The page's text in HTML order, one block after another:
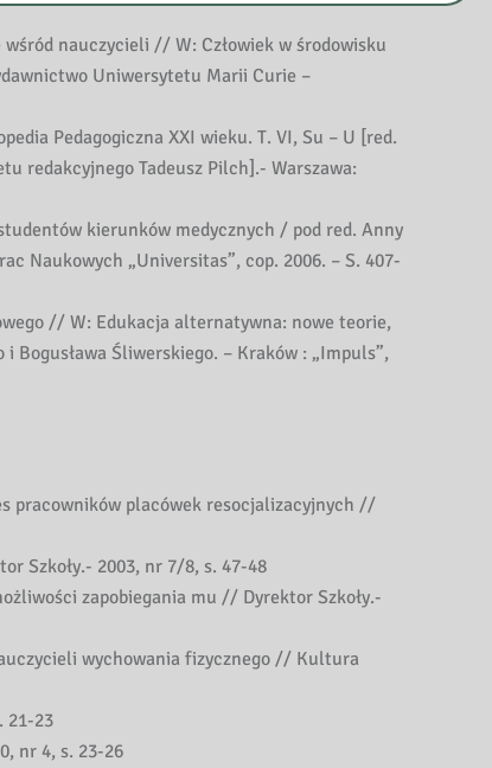
nauczycieli // W: Człowiek w środowisku
Uniwersytetu Marii Curie –
Pedagogiczna XXI wieku. T. VI, Su – U [red.
redakcyjnego Tadeusz Pilch].- Warszawa:
kierunków medycznych / pod red. Anny
Naukowych „Universitas”, cop. 2006. – S. 407-
// W: Edukacja alternatywna: nowe teorie,
Bogusława Śliwerskiego. – Kraków : „Impuls”,
pracowników placówek resocjalizacyjnych //
Szkoły.- 2003, nr 7/8, s. 47-48
zapobiegania mu // Dyrektor Szkoły.-
wychowania fizycznego // Kultura
21-23
nr 4, s. 23-26